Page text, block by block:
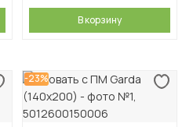
В корзину
-23%